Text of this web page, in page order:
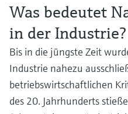
von grünem Wasserstoff
Verbessern Sie Ihre Elektrolyse.
Angebot und profitieren Sie von
Sicherstellung der
Die Prozessinstrumentierung in
entscheidende Rolle bei der
Was bedeutet
in der Industrie?
Bis in die jüngste Zeit
Industrie nahezu
betriebswirtschaftlichen
des 20. Jahrhunderts